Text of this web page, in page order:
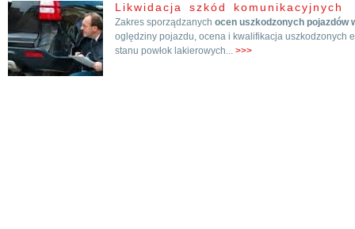
Likwidacja szkód komunikacyjnych
Zakres sporządzanych ocen uszkodzonych pojazdów
oględziny pojazdu, ocena i kwalifikacja uszkodzonych
stanu powłok lakierowych... >>>